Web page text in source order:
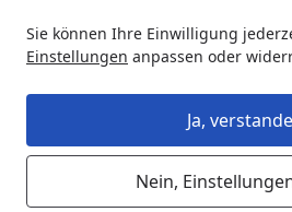
Sie können Ihre Einwilligung
Einstellungen anpassen oder
Ja,
Nein,